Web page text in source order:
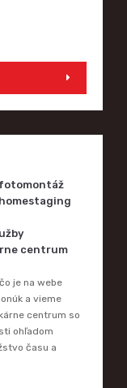
centrum
je na webe
a vieme
centrum so
ohľadom
času a